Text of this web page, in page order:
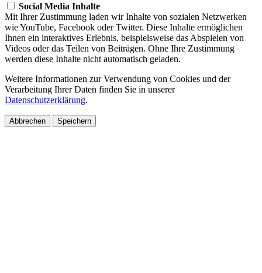
Social Media Inhalte
Mit Ihrer Zustimmung laden wir Inhalte von sozialen Netzwerken
wie YouTube, Facebook oder Twitter. Diese Inhalte ermöglichen
Ihnen ein interaktives Erlebnis, beispielsweise das Abspielen von
Videos oder das Teilen von Beiträgen. Ohne Ihre Zustimmung
werden diese Inhalte nicht automatisch geladen.
Weitere Informationen zur Verwendung von Cookies und der
Verarbeitung Ihrer Daten finden Sie in unserer
Datenschutzerklärung.
Abbrechen Speichern